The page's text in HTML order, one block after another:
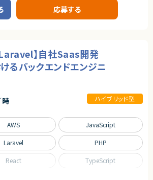
して、技術だけでなくビジネスインパクト創出に貢
術リードの両方を経験でき、キャリアアップに最適
ダンな環境を構築できる方
CDK）構築経験
CDK）構築経験
、EKS）運用経験
善経験
善経験IaC（Terraform、AWS CDK）構築経験
、EKS）運用経験
経験
展開する企業です。
）のUI/UX改善およびモダン化対応
）の改修およびリファクタリング
よび新APIへの移行対応
ト
）を活用した設計書・ドキュメント作成
品質改善活動
クセスチームとの仕様調整
改善
応募する
】自社Saas開発
るバックエンドエンジニ
時 ハイブリッド型
AWS JavaScript
Laravel PHP
React TypeScript